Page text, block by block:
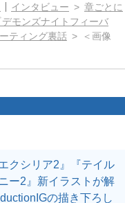
インタビュー
章ごとに
モンズナイトフィーバ
ティング裏話
＜画像
クシリア2』『テイル
ー2』新イラストが解
の描き下ろし